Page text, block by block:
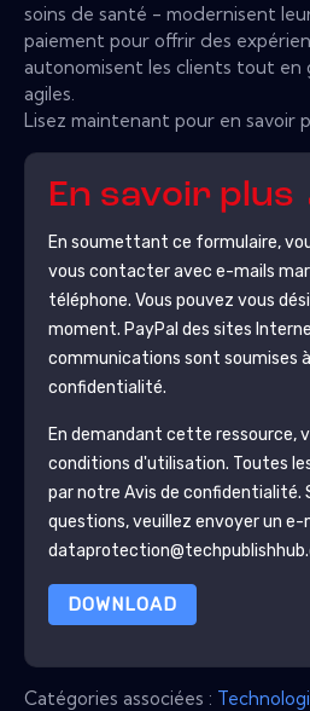
soins de santé - modernisent
paiement pour offrir des
autonomisent les clients tout en
agiles.
Lisez maintenant pour en savoir
En savoir plus
En soumettant ce formulaire,
vous contacter avec e-mails
téléphone. Vous pouvez vous
moment. PayPal des sites
communications sont soumises
confidentialité.
En demandant cette ressource,
conditions d'utilisation. Toutes
par notre Avis de confidentialité.
questions, veuillez envoyer un e-
DOWNLOAD
Catégories associées :